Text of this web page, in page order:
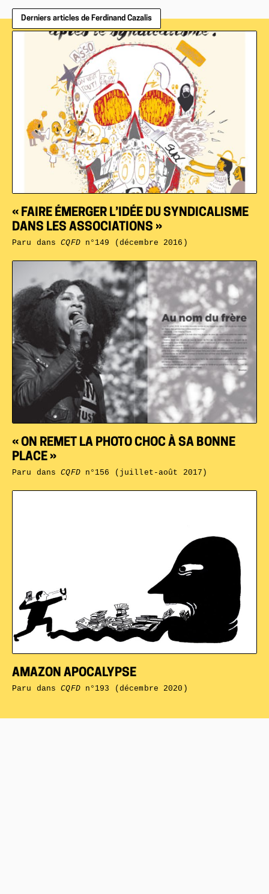
Derniers articles de Ferdinand Cazalis
AMAZON APOCALYPSE
Paru dansCQFDn°193 (décembre 2020)
« ON REMET LA PHOTO CHOC À SA BONNE
PLACE »
Paru dansCQFDn°156 (juillet-août 2017)
« FAIRE ÉMERGER L’IDÉE DU SYNDICALISME
DANS LES ASSOCIATIONS »
Paru dansCQFDn°149 (décembre 2016)